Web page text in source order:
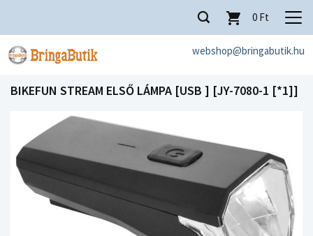
webshop@bringabutik.hu
0 Ft
BIKEFUN STREAM ELSŐ LÁMPA [USB ] [JY-7080-1 [*1]]